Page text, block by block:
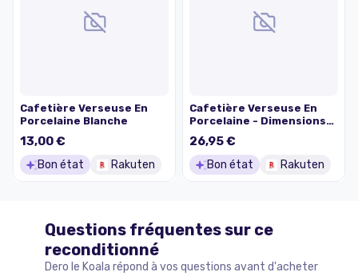
Cafetière Verseuse En
Porcelaine Blanche
13,00 €
Bon état Rakuten
Cafetière Verseuse En
Porcelaine - Dimensions
22x25cm Env -
Contenance 1 Litre Env. -
Motifs Floraux , Rétro
26,95 €
Bon état Rakuten
Questions fréquentes sur ce
reconditionné
Dero le Koala répond à vos questions avant d'acheter